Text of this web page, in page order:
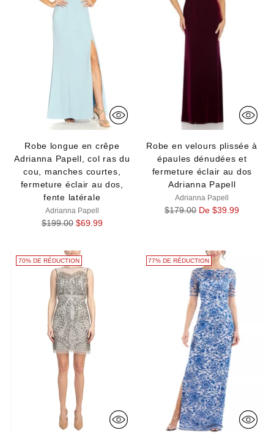
Robe longue en crêpe
Adrianna Papell, col ras du
cou, manches courtes,
fermeture éclair au dos,
fente latérale
Adrianna Papell
Prix
$199.00 $69.99
Robe en velours plissée à
épaules dénudées et
fermeture éclair au dos
Adrianna Papell
Adrianna Papell
Prix
$179.00 De $39.99
70% DE RÉDUCTION 77% DE RÉDUCTION